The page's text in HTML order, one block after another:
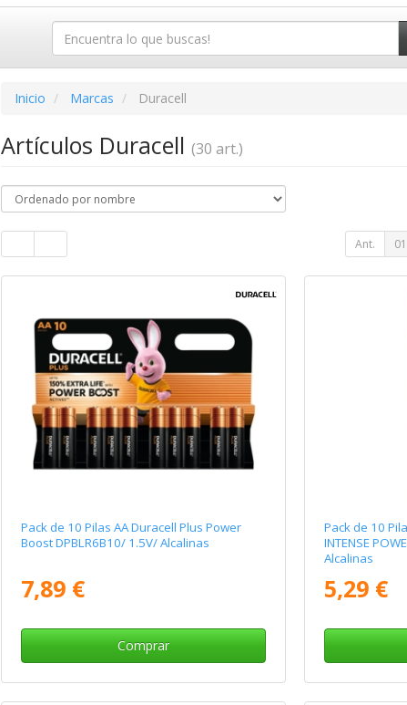
Inicio Marcas Duracell
Artículos Duracell (30 art.)
Ant. 01
Pack de 10 Pilas AA Duracell Plus Power
Boost DPBLR6B10/ 1.5V/ Alcalinas
7,89 €
Comprar
Pack de 10
INTENSE
Alcalinas
5,29 €